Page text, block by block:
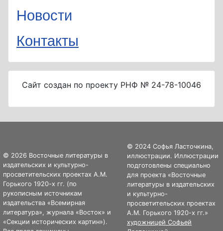
Новости
Контакты
Сайт создан по проекту РНФ № 24-78-10046
© 2026 Восточные литературы в
издательских и культурно-
просветительских проектах А.М.
Горького 1920-х гг. (по
рукописным источникам
издательства «Всемирная
литература», журнала «Восток» и
«Секции исторических картин»).
© 2024 Софья Ласточкина,
иллюстрации. Иллюстрации
подготовлены специально
для проекта «Восточные
литературы в издательских
и культурно-
просветительских проектах
А.М. Горького 1920-х гг.»
художницей Софьей